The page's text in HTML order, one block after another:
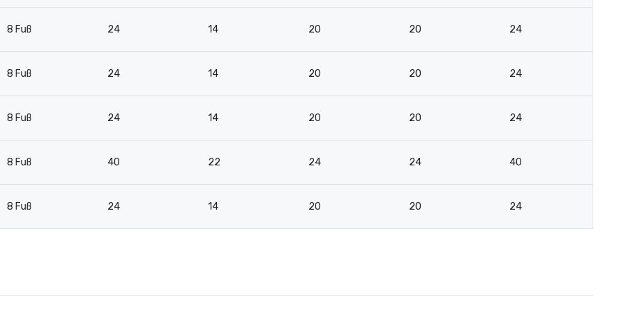
8 Fuß 24 14 20 20 24
8 Fuß 24 14 20 20 24
8 Fuß 24 14 20 20 24
8 Fuß 40 22 24 24 40
8 Fuß 24 14 20 20 24